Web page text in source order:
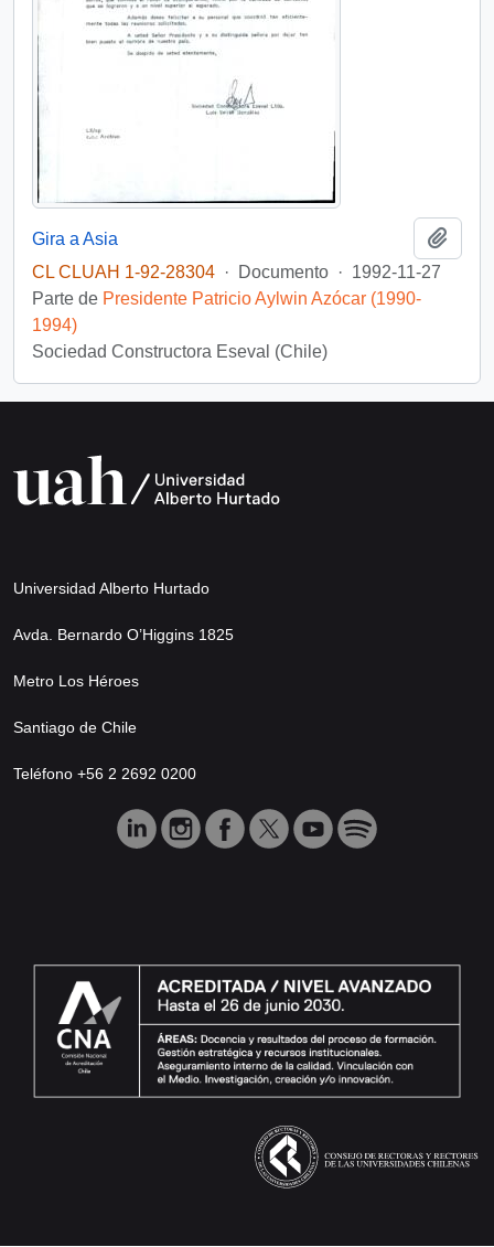
Gira a Asia
CL CLUAH 1-92-28304 · Documento · 1992-11-27
Parte de Presidente Patricio Aylwin Azócar (1990-
1994)
Sociedad Constructora Eseval (Chile)
Universidad Alberto Hurtado
Avda. Bernardo O’Higgins 1825
Metro Los Héroes
Santiago de Chile
Teléfono +56 2 2692 0200